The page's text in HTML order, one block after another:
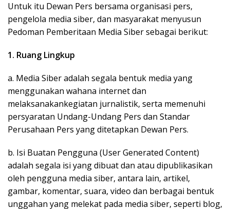
Untuk itu Dewan Pers bersama organisasi pers,
pengelola media siber, dan masyarakat menyusun
Pedoman Pemberitaan Media Siber sebagai berikut:
1. Ruang Lingkup
a. Media Siber adalah segala bentuk media yang
menggunakan wahana internet dan
melaksanakankegiatan jurnalistik, serta memenuhi
persyaratan Undang-Undang Pers dan Standar
Perusahaan Pers yang ditetapkan Dewan Pers.
b. Isi Buatan Pengguna (User Generated Content)
adalah segala isi yang dibuat dan atau dipublikasikan
oleh pengguna media siber, antara lain, artikel,
gambar, komentar, suara, video dan berbagai bentuk
unggahan yang melekat pada media siber, seperti blog,